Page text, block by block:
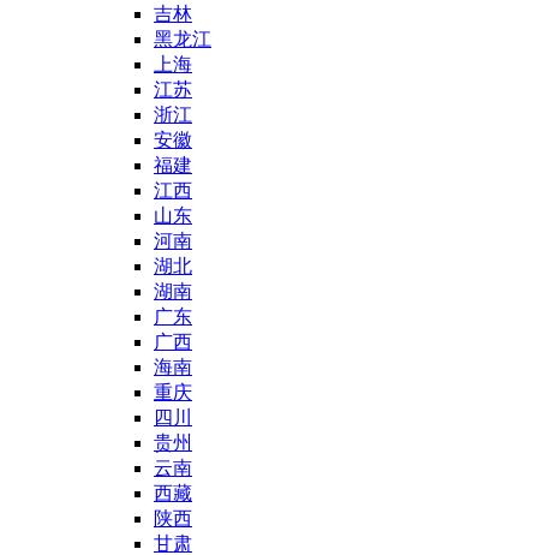
吉林
黑龙江
上海
江苏
浙江
安徽
福建
江西
山东
河南
湖北
湖南
广东
广西
海南
重庆
四川
贵州
云南
西藏
陕西
甘肃